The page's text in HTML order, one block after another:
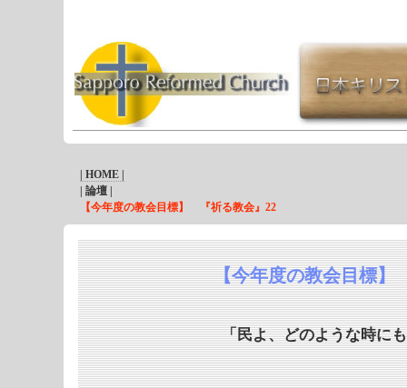
| HOME |
| 論壇 |
【今年度の教会目標】 『祈る教会』22
【今年度の教会目標
「民よ、どのような時に